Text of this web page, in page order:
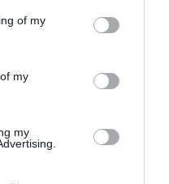
You may click to
its third-party tags to
in below Google
of my
my
my
που
προς τις
τους δασμούς που
παρά το
τις ανησυχίες